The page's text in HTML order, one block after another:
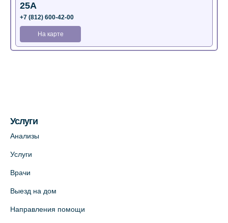
25А
+7 (812) 600-42-00
На карте
Медицинский центр на ул. Моисеенко, 5
+7 (812) 660-73-69
Услуги
Анализы
Услуги
Врачи
Выезд на дом
Направления помощи